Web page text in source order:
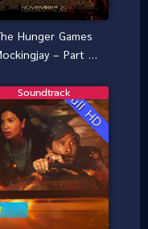
Hunger Games
– Part 2
พาร์ท 2 (2015)Full HD
Soundtrack